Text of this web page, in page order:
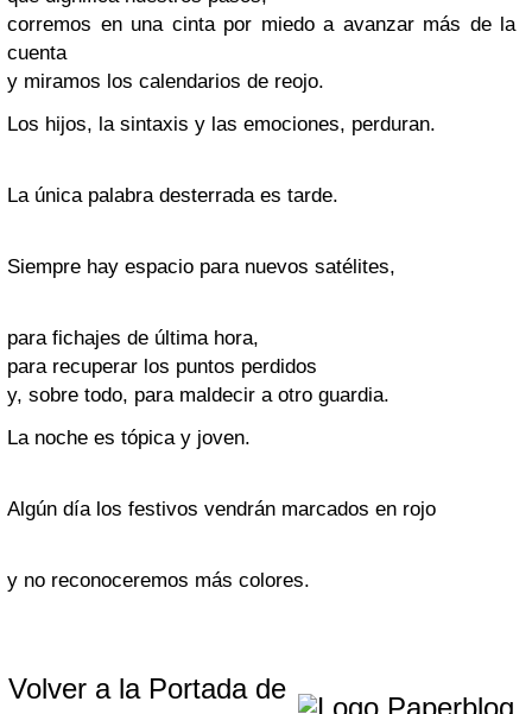
corremos en una cinta por miedo a avanzar más de la
cuenta
y miramos los calendarios de reojo.
Los hijos, la sintaxis y las emociones, perduran.
La única palabra desterrada es tarde.
Siempre hay espacio para nuevos satélites,
para fichajes de última hora,
para recuperar los puntos perdidos
y, sobre todo, para maldecir a otro guardia.
La noche es tópica y joven.
Algún día los festivos vendrán marcados en rojo
y no reconoceremos más colores.
Volver a la Portada de